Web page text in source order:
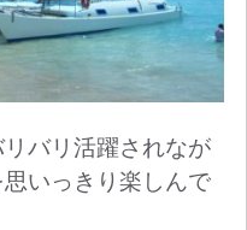
バリ活躍されなが
いっきり楽しんで